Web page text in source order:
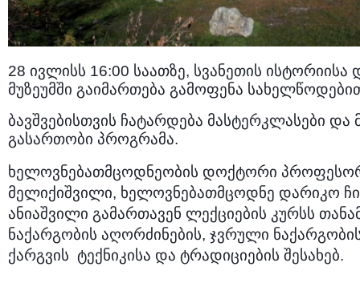
28 ივლისს 16:00 საათზე, სვანეთის
მუზეუმში გაიმართება გამოფენა
ბავშვებისთვის ჩატარდება მასტერკლასები და
გასართობი პროგრამა.
ხელოვნებათმცოდნეობის დოქტორი
მელიქიშვილი, ხელოვნებათმცოდნე დარიკო
ანიაშვილი გამართავენ ლექციების კურსს
ნაქარგობის აღორძინების, ჯვრული
ქარგვის ტექნიკისა და ტრადიციების შესახებ.